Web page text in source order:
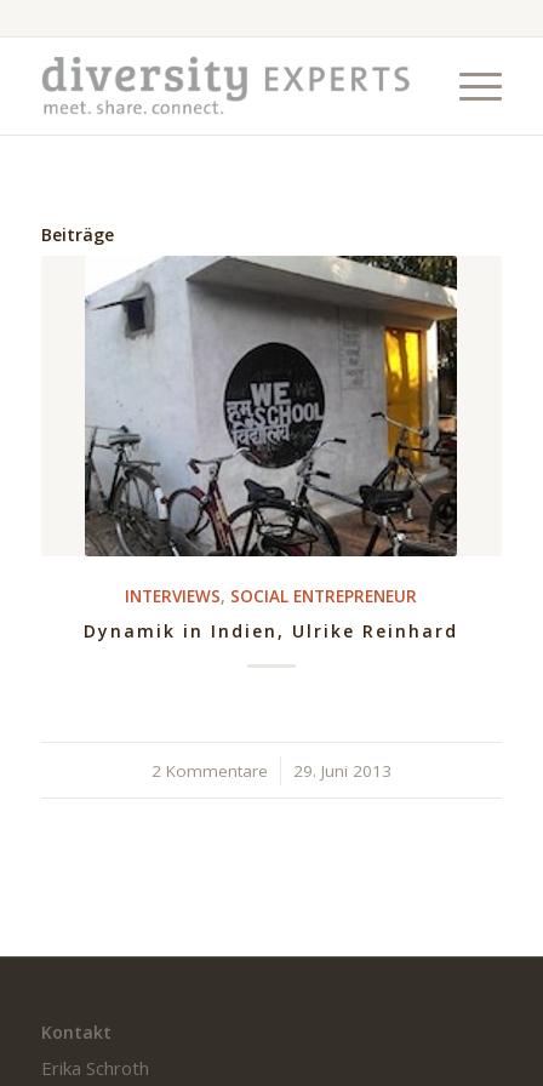
Beiträge
INTERVIEWS, SOCIAL ENTREPRENEUR
Dynamik in Indien, Ulrike Reinhard
2 Kommentare
/ 29. Juni 2013
Kontakt
Erika Schroth